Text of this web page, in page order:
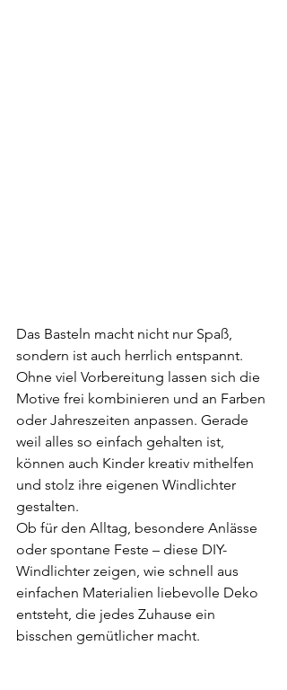
Das Basteln macht nicht nur Spaß,
sondern ist auch herrlich entspannt.
Ohne viel Vorbereitung lassen sich die
Motive frei kombinieren und an Farben
oder Jahreszeiten anpassen. Gerade
weil alles so einfach gehalten ist,
können auch Kinder kreativ mithelfen
und stolz ihre eigenen Windlichter
gestalten.
Ob für den Alltag, besondere Anlässe
oder spontane Feste – diese DIY-
Windlichter zeigen, wie schnell aus
einfachen Materialien liebevolle Deko
entsteht, die jedes Zuhause ein
bisschen gemütlicher macht.